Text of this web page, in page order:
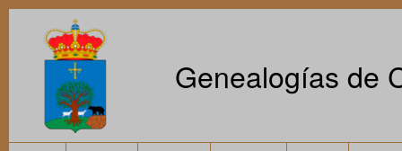
Genealogías de